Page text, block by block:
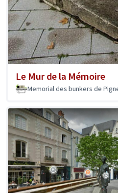
Le Mur de la Mémoire
Memorial des bunkers de